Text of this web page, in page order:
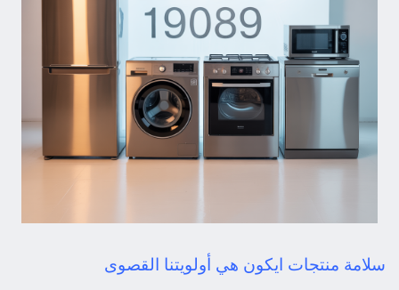
سلامة منتجات ايكون هي أولويتنا القصوى